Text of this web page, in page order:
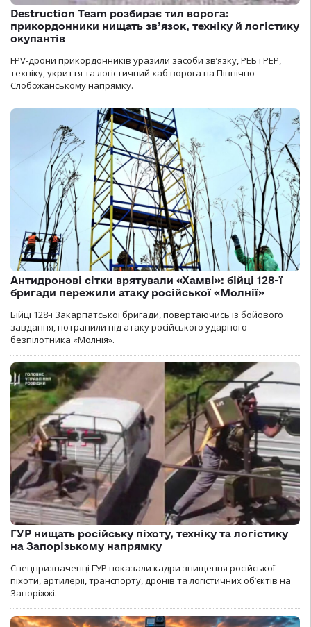
Destruction Team розбирає тил ворога:
прикордонники нищать зв’язок, техніку й логістику
окупантів
FPV-дрони прикордонників уразили засоби зв’язку, РЕБ і РЕР,
техніку, укриття та логістичний хаб ворога на Північно-
Слобожанському напрямку.
Антидронові сітки врятували «Хамві»: бійці 128-ї
бригади пережили атаку російської «Молнії»
Бійці 128-ї Закарпатської бригади, повертаючись із бойового
завдання, потрапили під атаку російського ударного
безпілотника «Молнія».
ГУР нищать російську піхоту, техніку та логістику
на Запорізькому напрямку
Спецпризначенці ГУР показали кадри знищення російської
піхоти, артилерії, транспорту, дронів та логістичних об’єктів на
Запоріжжі.